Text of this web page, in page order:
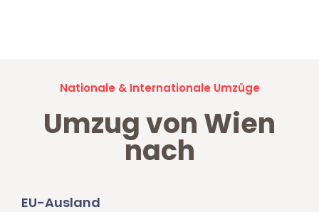
Nationale & Internationale Umzüge
Umzug von Wien
nach
EU-Ausland